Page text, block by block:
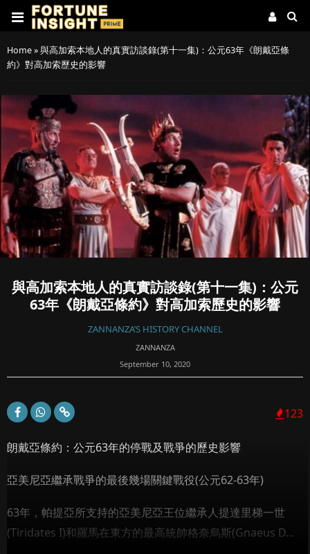
Home»與高加索本地人的真實訪談錄(第十一集)：公元63年《朗戴亞條
約》對高加索歷史的影響
與高加索本地人的真實訪談錄(第十一集)：公元
63年《朗戴亞條約》對高加索歷史的影響
ZANNANZA’S HISTORY CHANNEL
ZANNANZA
September 10, 2020
123
朗戴亞條約：公元63年的停戰及戰爭的歷史影響
亞美尼亞繼承戰爭的最後幾場關鍵戰役(公元62-63年)
63年，帕提亞所支持的亞美尼亞王位繼承人提達里梯一世
(Tiridates I)和羅馬在東方的最高統帥格奈烏斯(Gnaeus D...